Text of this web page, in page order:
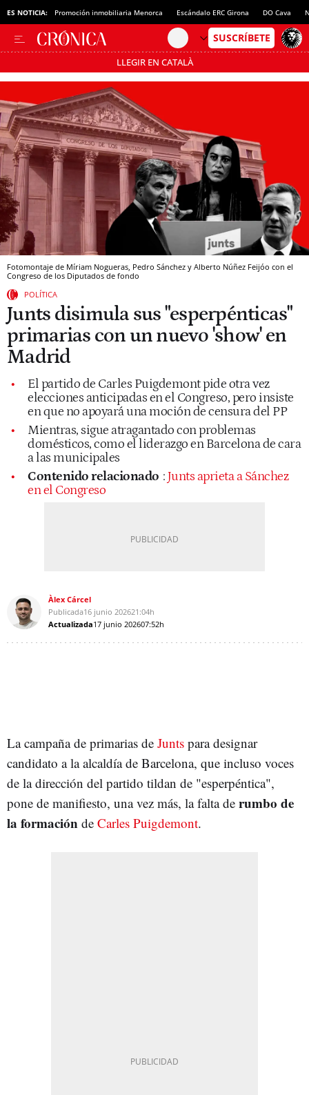
ES NOTICIA: Promoción inmobiliaria Menorca Escándalo ERC Girona DO Cava
LLEGIR EN CATALÀ
Pásate al MODO AHORRO
Fotomontaje de Míriam Nogueras, Pedro Sánchez y Alberto Núñez Feijóo con el
Congreso de los Diputados de fondo
POLÍTICA
Junts disimula sus "esperpénticas"
primarias con un nuevo 'show' en
Madrid
El partido de Carles Puigdemont pide otra vez
elecciones anticipadas en el Congreso, pero insiste
en que no apoyará una moción de censura del PP
Mientras, sigue atragantado con problemas
domésticos, como el liderazgo en Barcelona de cara
a las municipales
Contenido relacionado : Junts aprieta a Sánchez
en el Congreso
Àlex Cárcel
Publicada16 junio 202621:04h
Actualizada17 junio 202607:52h
La campaña de primarias de Junts para designar
candidato a la alcaldía de Barcelona, que incluso voces
de la dirección del partido tildan de "esperpéntica",
pone de manifiesto, una vez más, la falta de rumbo de
la formación de Carles Puigdemont.